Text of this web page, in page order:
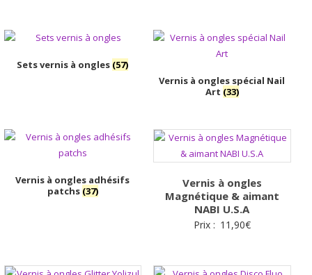
Sets vernis à ongles (57)
Vernis à ongles spécial Nail
Art (33)
Vernis à ongles adhésifs
patchs (37)
Vernis à ongles
Magnétique & aimant
NABI U.S.A
Prix : 11,90€